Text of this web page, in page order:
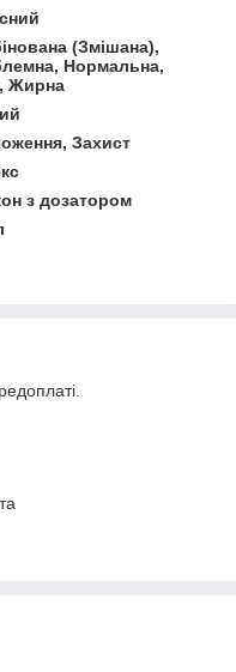
(Змішана),
Нормальна,
Жирна
Захист
з дозатором